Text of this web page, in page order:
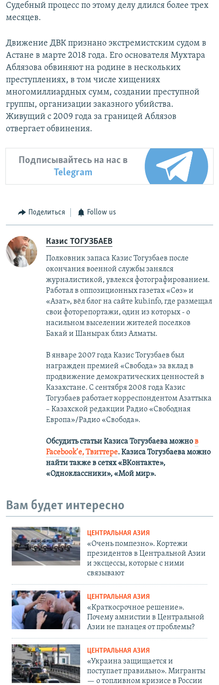
Судебный процесс по этому делу длился более трех
месяцев.
Движение ДВК признано экстремистским судом в
Астане в марте 2018 года. Его основателя Мухтара
Аблязова обвиняют на родине в нескольких
преступлениях, в том числе хищениях
многомиллиардных сумм, создании преступной
группы, организации заказного убийства.
Живущий с 2009 года за границей Аблязов
отвергает обвинения.
Подписывайтесь на нас в
Telegram
Поделиться Follow us
Казис ТОГУЗБАЕВ
Полковник запаса Казис Тогузбаев после
окончания военной службы занялся
журналистикой, увлекся фотографированием.
Работал в оппозиционных газетах «Сөз» и
«Азат», вёл блог на сайте kub.info, где размещал
свои фоторепортажи, один из которых - о
насильном выселении жителей поселков
Бакай и Шанырак близ Алматы.
В январе 2007 года Казис Тогузбаев был
награжден премией «Свобода» за вклад в
продвижение демократических ценностей в
Казахстане. С сентября 2008 года Казис
Тогузбаев работает корреспондентом Азаттыка
– Казахской редакции Радио «Свободная
Европа»/Радио «Свобода».
Обсудить статьи Казиса Тогузбаева можнов
Facebook’е,Твиттере.Казиса Тогузбаева можно
найти также в сетях«ВКонтакте»,
«Одноклассники», «Мой мир».
Вам будет интересно
ЦЕНТРАЛЬНАЯ АЗИЯ
«Очень помпезно». Кортежи
президентов в Центральной Азии
и эксцессы, которые с ними
связывают
ЦЕНТРАЛЬНАЯ АЗИЯ
«Краткосрочное решение».
Почему амнистии в Центральной
Азии не панацея от проблемы?
ЦЕНТРАЛЬНАЯ АЗИЯ
«Украина защищается и
поступает правильно». Мигранты
— о топливном кризисе в России